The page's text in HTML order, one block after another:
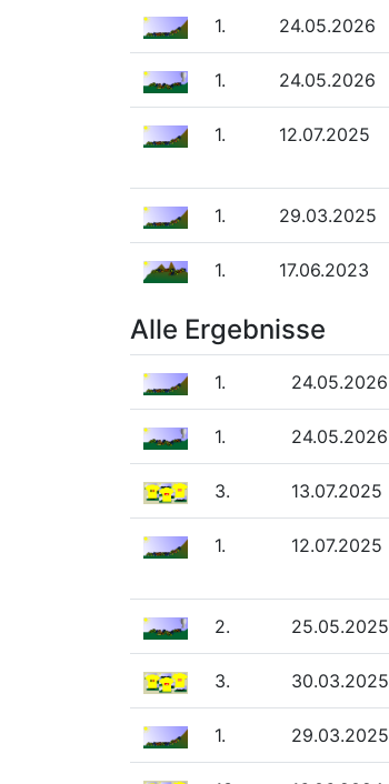
1. 24.05.2026
1. 24.05.2026
1. 12.07.2025
1. 29.03.2025
1. 17.06.2023
Alle Ergebnisse
1. 24.05.2026
1. 24.05.2026
3. 13.07.2025
1. 12.07.2025
2. 25.05.2025
3. 30.03.2025
1. 29.03.2025